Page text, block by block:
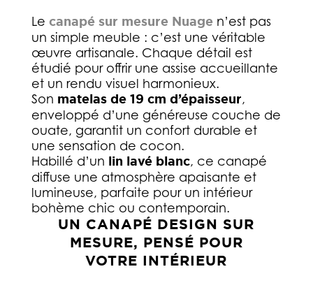
Le canapé sur mesure Nuagen’est pas
un simple meuble : c’est une véritable
œuvre artisanale. Chaque détail est
étudié pour offrir une assise accueillante
et un rendu visuel harmonieux.
Son matelas de 19 cm d’épaisseur,
enveloppé d’une généreuse couche de
ouate, garantit un confort durable et
une sensation de cocon.
Habillé d’un lin lavé blanc, ce canapé
diffuse une atmosphère apaisante et
lumineuse, parfaite pour un intérieur
bohème chic ou contemporain.
UN CANAPÉ DESIGN SUR
MESURE, PENSÉ POUR
VOTRE INTÉRIEUR